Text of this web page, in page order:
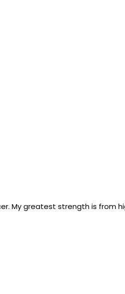
My greatest strength is from